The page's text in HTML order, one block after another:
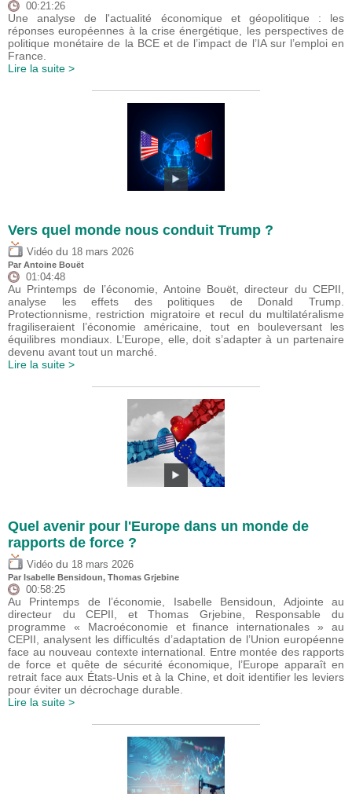
00:21:26
Une analyse de l'actualité économique et géopolitique : les
réponses européennes à la crise énergétique, les perspectives de
politique monétaire de la BCE et de l’impact de l’IA sur l’emploi en
France.
Lire la suite >
Vers quel monde nous conduit Trump ?
Vidéo du 18 mars 2026
Par Antoine Bouët
01:04:48
Au Printemps de l’économie, Antoine Bouët, directeur du CEPII,
analyse les effets des politiques de Donald Trump.
Protectionnisme, restriction migratoire et recul du multilatéralisme
fragiliseraient l’économie américaine, tout en bouleversant les
équilibres mondiaux. L’Europe, elle, doit s’adapter à un partenaire
devenu avant tout un marché.
Lire la suite >
Quel avenir pour l'Europe dans un monde de
rapports de force ?
Vidéo du 18 mars 2026
Par Isabelle Bensidoun, Thomas Grjebine
00:58:25
Au Printemps de l’économie, Isabelle Bensidoun, Adjointe au
directeur du CEPII, et Thomas Grjebine, Responsable du
programme « Macroéconomie et finance internationales » au
CEPII, analysent les difficultés d’adaptation de l’Union européenne
face au nouveau contexte international. Entre montée des rapports
de force et quête de sécurité économique, l’Europe apparaît en
retrait face aux États-Unis et à la Chine, et doit identifier les leviers
pour éviter un décrochage durable.
Lire la suite >